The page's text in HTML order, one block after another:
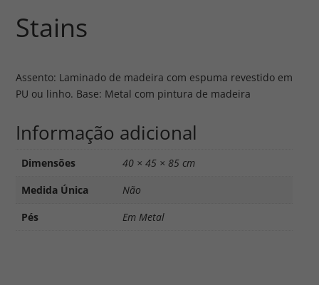
Stains
Assento: Laminado de madeira com espuma revestido em
PU ou linho. Base: Metal com pintura de madeira
Informação adicional
Dimensões
40 × 45 × 85 cm
Medida Única
Não
Pés
Em Metal